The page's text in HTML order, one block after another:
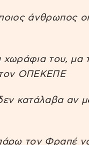
άνθρωπος
του, μα
ΟΠΕΚΕΠΕ
κατάλαβα αν
τον Φραπέ